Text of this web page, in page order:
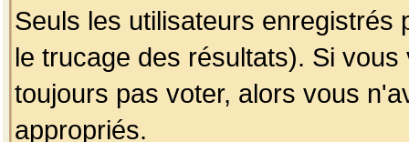
Seuls les utilisateurs enregistrés
le trucage des résultats). Si
toujours pas voter, alors vous
appropriés.